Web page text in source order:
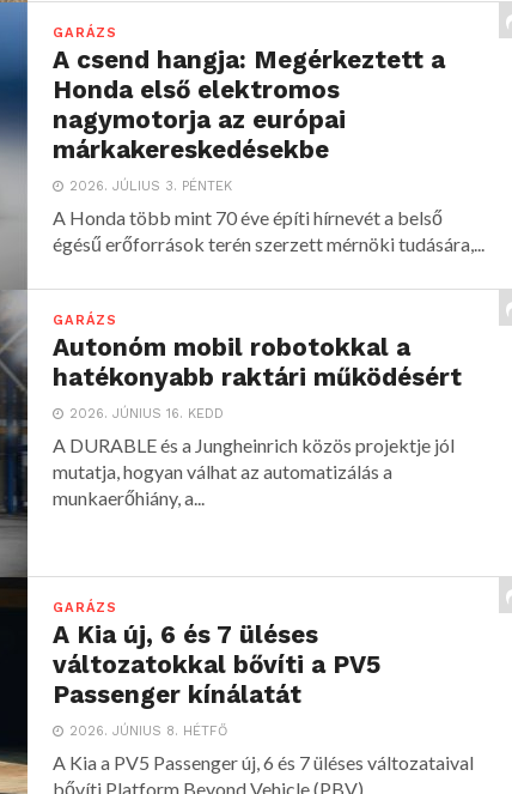
GARÁZS
A csend hangja: Megérkeztett a
Honda első elektromos
nagymotorja az európai
márkakereskedésekbe
2026. JÚLIUS 3. PÉNTEK
A Honda több mint 70 éve építi hírnevét a belső
égésű erőforrások terén szerzett mérnöki tudására,...
GARÁZS
Autonóm mobil robotokkal a
hatékonyabb raktári működésért
2026. JÚNIUS 16. KEDD
A DURABLE és a Jungheinrich közös projektje jól
mutatja, hogyan válhat az automatizálás a
munkaerőhiány, a...
GARÁZS
A Kia új, 6 és 7 üléses
változatokkal bővíti a PV5
Passenger kínálatát
2026. JÚNIUS 8. HÉTFŐ
A Kia a PV5 Passenger új, 6 és 7 üléses változataival
bővíti Platform Beyond Vehicle (PBV)...